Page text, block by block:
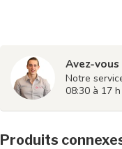
Avez-
Notre
08:30 à 17
Produits